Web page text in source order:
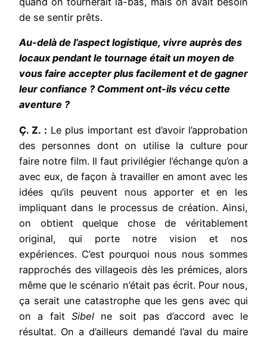
de se sentir prêts.
Au-delà de l’aspect logistique, vivre auprès des
locaux pendant le tournage était un moyen de
vous faire accepter plus facilement et de gagner
leur confiance ? Comment ont-ils vécu cette
aventure ?
Ç. Z. : Le plus important est d’avoir l’approbation
des personnes dont on utilise la culture pour
faire notre film. Il faut privilégier l’échange qu’on a
avec eux, de façon à travailler en amont avec les
idées qu’ils peuvent nous apporter et en les
impliquant dans le processus de création. Ainsi,
on obtient quelque chose de véritablement
original, qui porte notre vision et nos
expériences. C’est pourquoi nous nous sommes
rapprochés des villageois dès les prémices, alors
même que le scénario n’était pas écrit. Pour nous,
ça serait une catastrophe que les gens avec qui
on a fait Sibel ne soit pas d’accord avec le
résultat. On a d’ailleurs demandé l’aval du maire